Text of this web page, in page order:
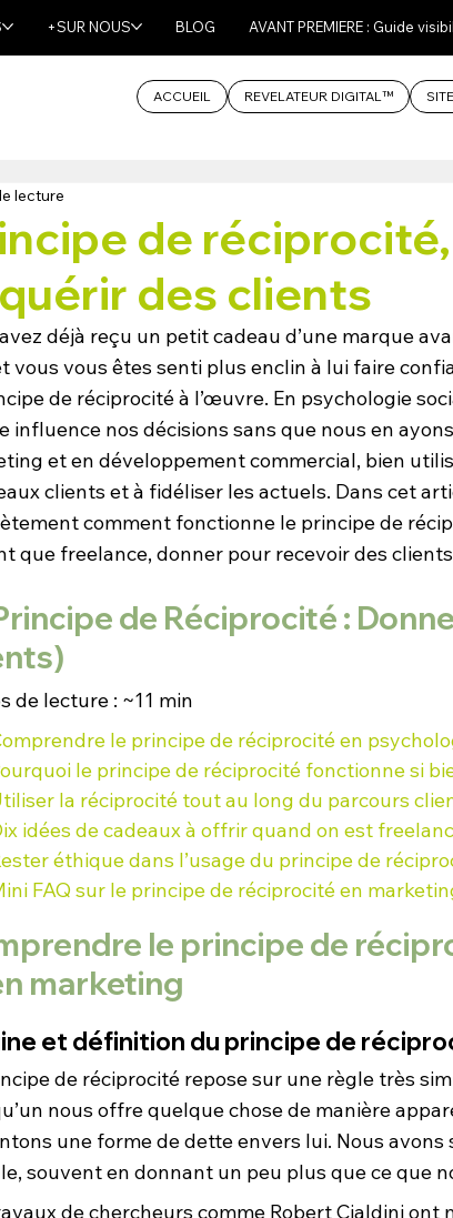
ACCUEIL REVELATEUR DIGITAL™
+SUR NOUS BLOG AVANT PREMIERE : Guide
de
des clients
lecture
déjà reçu un petit cadeau d’une marque
vous vous êtes senti plus enclin à lui faire
de réciprocité à l’œuvre. En psychologie
influence nos décisions sans que nous en
et en développement commercial, bien
clients et à fidéliser les actuels. Dans cet
comment fonctionne le principe de
que freelance, donner pour recevoir des
de Réciprocité :
de lecture : ~11 min
le principe de réciprocité en
le principe de réciprocité fonctionne si
la réciprocité tout au long du parcours
idées de cadeaux à offrir quand on est
éthique dans l’usage du principe de
FAQ sur le principe de réciprocité en
le principe de
marketing
et définition du principe de
de réciprocité repose sur une règle très
nous offre quelque chose de manière
une forme de dette envers lui. Nous
souvent en donnant un peu plus que ce que
de chercheurs comme Robert Cialdini ont